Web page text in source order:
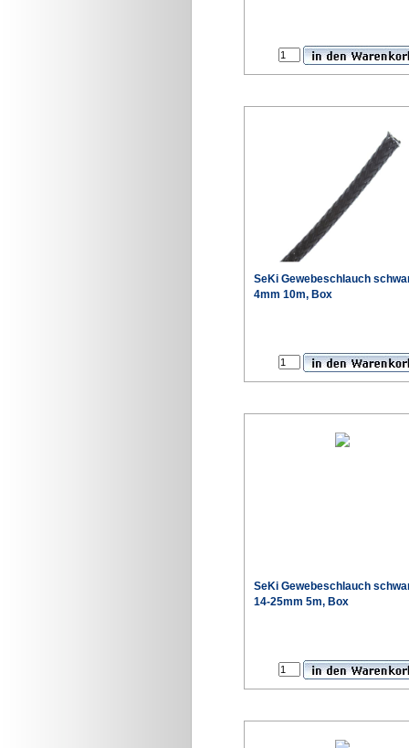
SeKi Gewebeschlauch
4mm 10m, Box
SeKi Gewebeschlauch
14-25mm 5m, Box